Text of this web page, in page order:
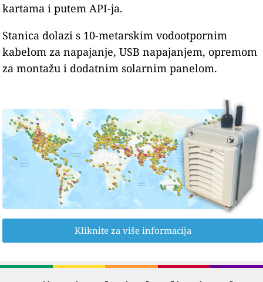
kartama i putem API-ja.
Stanica dolazi s 10-metarskim vodootpornim
kabelom za napajanje, USB napajanjem, opremom
za montažu i dodatnim solarnim panelom.
Kliknite za više informacija